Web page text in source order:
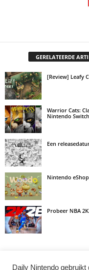
GERELATEERDE
[Review] Leafy
Warrior Cats:
Nintendo Switch
Een
Nintendo
Probeer NBA
Daily Nintendo